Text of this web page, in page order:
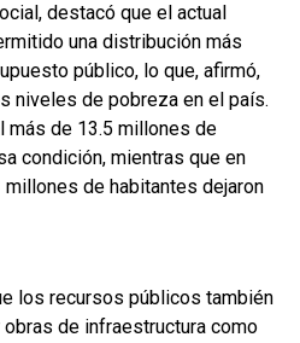
destacó que el actual
una distribución más
público, lo que, afirmó,
niveles de pobreza en el país.
más de 13.5 millones de
condición, mientras que en
de habitantes dejaron
los recursos públicos también
de infraestructura como